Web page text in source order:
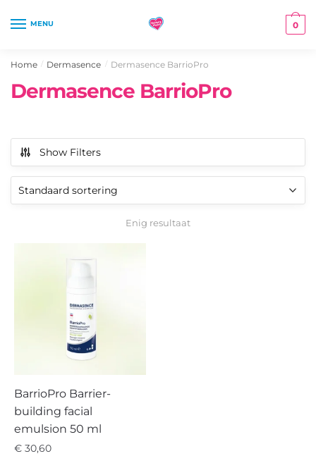
MENU 0
Home / Dermasence / Dermasence BarrioPro
Dermasence BarrioPro
Show Filters
Enig resultaat
BarrioPro Barrier-
building facial
emulsion 50 ml
€ 30,60